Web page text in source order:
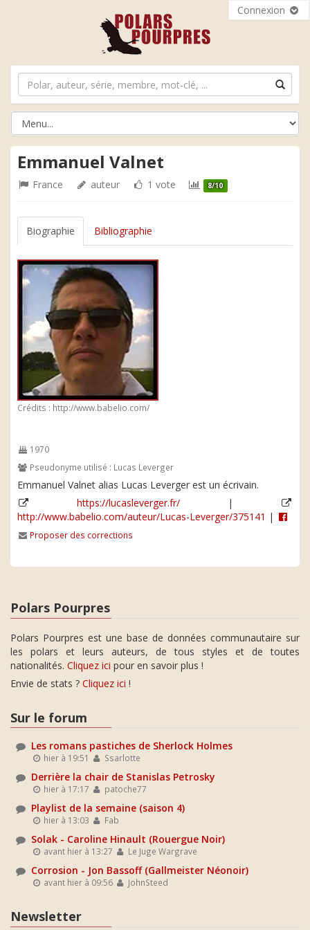
Connexion
Emmanuel Valnet
France auteur 1 vote 8/10
Biographie Bibliographie
Crédits : http://www.babelio.com/
1970
Pseudonyme utilisé : Lucas Leverger
Emmanuel Valnet alias Lucas Leverger est un écrivain.
https://lucasleverger.fr/ |
http://www.babelio.com/auteur/Lucas-Leverger/375141 |
Proposer des corrections
Polars Pourpres
Polars Pourpres est une base de données communautaire sur
les polars et leurs auteurs, de tous styles et de toutes
nationalités. Cliquez ici pour en savoir plus !
Envie de stats ? Cliquez ici !
Sur le forum
Les romans pastiches de Sherlock Holmes
hier à 19:51 Ssarlotte
Derrière la chair de Stanislas Petrosky
hier à 17:17 patoche77
Playlist de la semaine (saison 4)
hier à 13:03 Fab
Solak - Caroline Hinault (Rouergue Noir)
avant hier à 13:27 Le Juge Wargrave
Corrosion - Jon Bassoff (Gallmeister Néonoir)
avant hier à 09:56 JohnSteed
Newsletter